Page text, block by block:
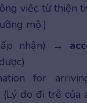
việc từ thiện
mộ.)
nhận) →
for
(Lý do đi trễ của